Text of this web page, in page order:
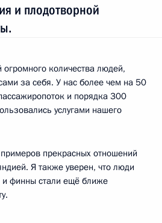
и плодотворной
огромного количества людей,
за себя. У нас более чем на 50
и порядка 300
услугами нашего
прекрасных отношений
Я также уверен, что люди
финны стали ещё ближе